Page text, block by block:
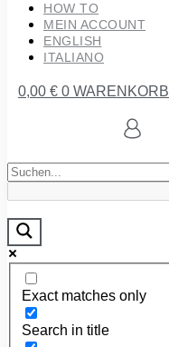
HOW TO
MEIN ACCOUNT
ENGLISH
ITALIANO
0,00 € 0 WARENKORB
Exact matches only
Search in title